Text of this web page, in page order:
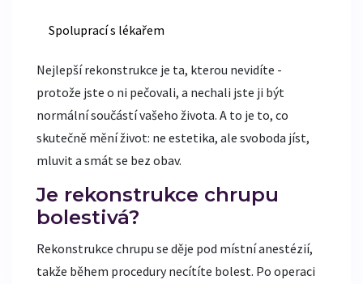
Spoluprací s lékařem
Nejlepší rekonstrukce je ta, kterou nevidíte -
protože jste o ni pečovali, a nechali jste ji být
normální součástí vašeho života. A to je to, co
skutečně mění život: ne estetika, ale svoboda jíst,
mluvit a smát se bez obav.
Je rekonstrukce chrupu
bolestivá?
Rekonstrukce chrupu se děje pod místní anestézií,
takže během procedury necítíte bolest. Po operaci